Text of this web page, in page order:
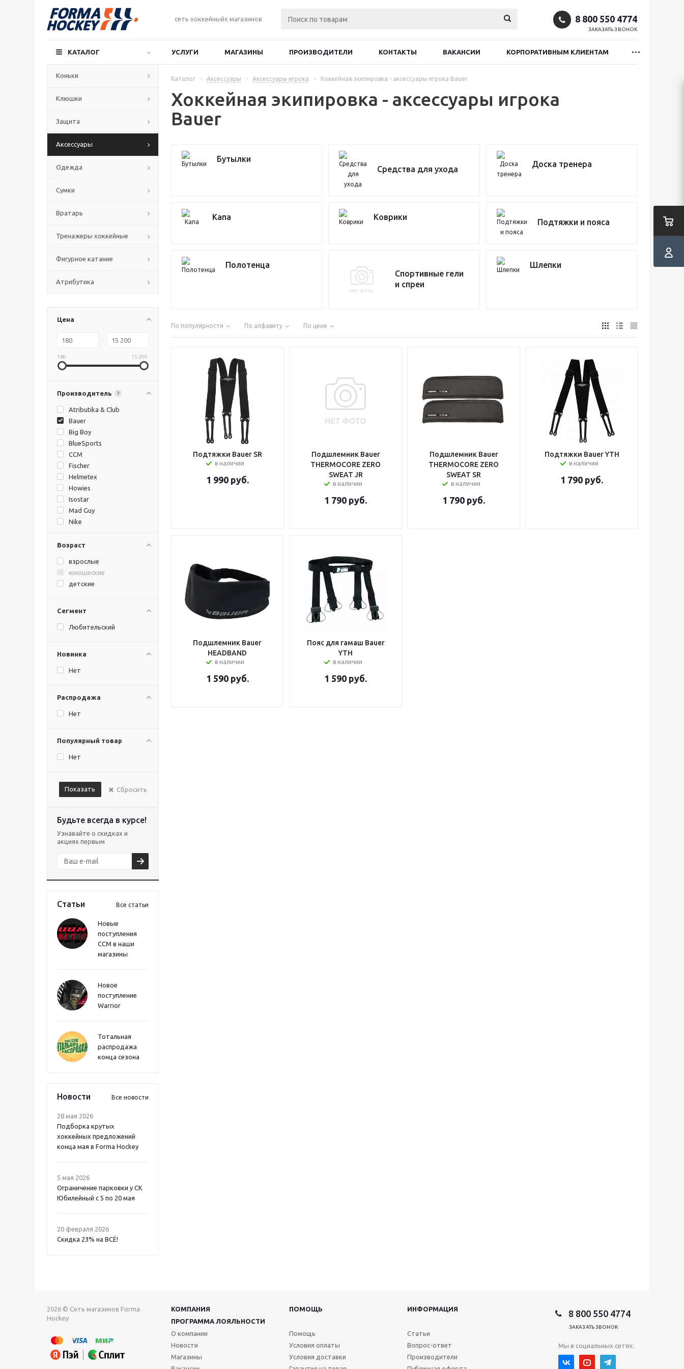
сеть хоккейныйх магазинов 8 800 550 4774
ЗАКАЗАТЬ ЗВОНОК
КАТАЛОГ УСЛУГИ МАГАЗИНЫ ПРОИЗВОДИТЕЛИ КОНТАКТЫ ВАКАНСИИ КОРПОРАТИВНЫМ КЛИЕНТАМ
Коньки
Клюшки
Защита
Аксессуары
Одежда
Сумки
Вратарь
Тренажеры хоккейные
Фигурное катание
Атрибутика
Цена
180 15 200
Производитель ?
Atributika & Club
Bauer
Big Boy
BlueSports
CCM
Fischer
Helmetex
Howies
Isostar
Mad Guy
Nike
The Hockey
ХОРС
Возраст
взрослые
юношеские
детские
Сегмент
Любительский
Новинка
Нет
Распродажа
Нет
Популярный товар
Нет
Показать Сбросить
Будьте всегда в курсе!
Узнавайте о скидках и
акциях первым
Статьи Все статьи
Новые
поступления
CCM в наши
магазины
Новое
поступление
Warrior
Тотальная
распродажа
конца сезона
Новости Все новости
28 мая 2026
Подборка крутых
хоккейных предложений
конца мая в Forma Hockey
5 мая 2026
Ограничение парковки у СК
Юбилейный с 5 по 20 мая
20 февраля 2026
Скидка 23% на ВСË!
Каталог - Аксессуары - Аксессуары игрока - Хоккейная экипировка - аксессуары игрока Bauer
Хоккейная экипировка - аксессуары игрока
Bauer
Бутылки
Средства для ухода
Доска тренера
Капа Коврики
Подтяжки и пояса
Полотенца
Спортивные гели
и спреи
Шлепки
По популярности По алфавиту По цене
Подтяжки Bauer SR
в наличии
1 990 руб.
Подшлемник Bauer
THERMOCORE ZERO
SWEAT JR
в наличии
1 790 руб.
Подшлемник Bauer
THERMOCORE ZERO
SWEAT SR
в наличии
1 790 руб.
Подтяжки Bauer YTH
в наличии
1 790 руб.
Подшлемник Bauer
HEADBAND
в наличии
1 590руб.
Пояс для гамаш Bauer
YTH
в наличии
1 590 руб.
2026 © Сеть магазинов Forma
Hockey
КОМПАНИЯ ПОМОЩЬ
ИНФОРМАЦИЯ
ПРОГРАММА ЛОЯЛЬНОСТИ
О компании
Новости
Магазины
Помощь
Условия оплаты
Условия доставки
Статьи
Вопрос-ответ
Производители
8 800 550 4774
ЗАКАЗАТЬ ЗВОНОК
Мы в социальных сетях: